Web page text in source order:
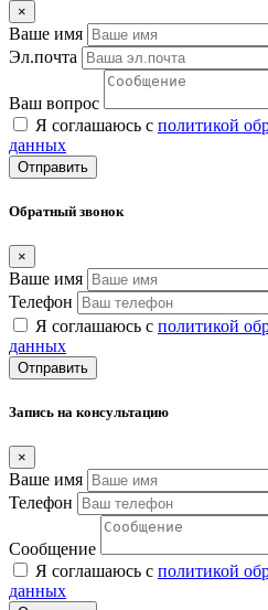
×
Ваше имя
Эл.почта
Ваш вопрос
Я соглашаюсь с политикой
данных
Отправить
Обратный звонок
×
Ваше имя
Телефон
Я соглашаюсь с политикой
данных
Отправить
Запись на консультацию
×
Ваше имя
Телефон
Сообщение
Я соглашаюсь с политикой
данных